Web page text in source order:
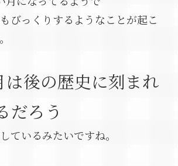
びっくりするようなことが起こ
は後の歴史に刻まれ
だろう
しているみたいですね。